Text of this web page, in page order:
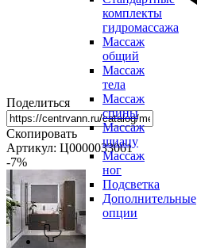
комплекты
гидромассажа
Массаж
общий
Массаж
тела
Массаж
спины
Массаж
шиацу
Массаж
ног
Подсветка
Дополнительные
опции
Поделиться
Скопировать
Артикул: Ц0000033061
-7%